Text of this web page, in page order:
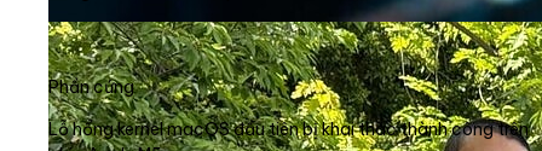
Phần cứng
Lỗ hổng kernel macOS đầu tiên bị khai thác thành công trên